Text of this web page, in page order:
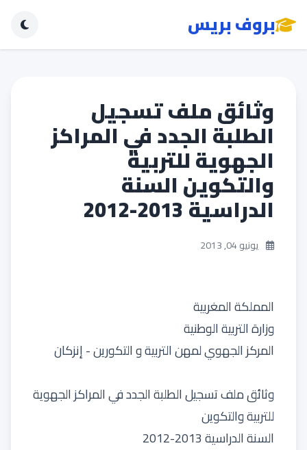
بروف بريس
وثائق ملف تسجيل
الطلبة الجدد في المراكز
الجهوية للتربية
والتكوين السنة
الدراسية 2013-2012
يونيو 04, 2013
المملكة المغربية
وزارة التربية الوطنية
المركز الجهوي لمهن التربية و التكورين - إنزكان
وثائق ملف تسجيل الطلبة الجدد في المراكز الجهوية
للتربية والتكوين
السنة الدراسية 2013-2012